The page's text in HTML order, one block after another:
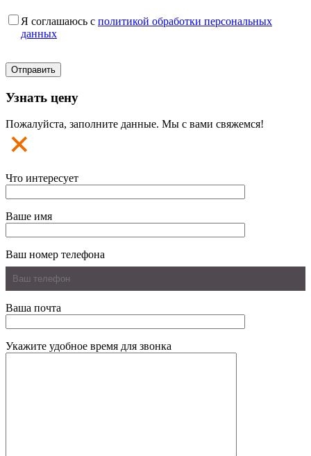
Я соглашаюсь с политикой обработки персональных
данных
Узнать цену
Пожалуйста, заполните данные. Мы с вами свяжемся!
Что интересует
Ваше имя
Ваш номер телефона
Ваша почта
Укажите удобное время для звонка